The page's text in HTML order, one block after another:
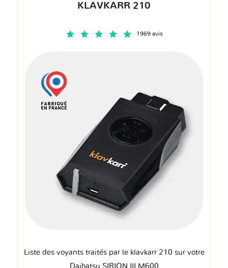
KLAVKARR 210
1969 avis
Liste des voyants traités par le klavkarr 210 sur votre
Daihatsu SIRION III M600